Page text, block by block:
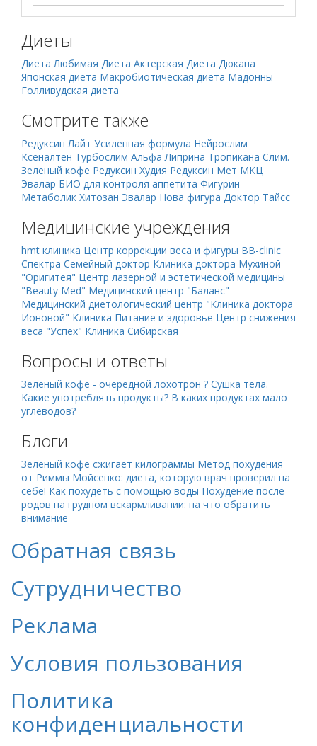
Диеты
Диета Любимая Диета Актерская Диета Дюкана
Японская диета Макробиотическая диета Мадонны
Голливудская диета
Смотрите также
Редуксин Лайт Усиленная формула Нейрослим
Ксеналтен Турбослим Альфа Липрина Тропикана Слим.
Зеленый кофе Редуксин Худия Редуксин Мет МКЦ
Эвалар БИО для контроля аппетита Фигурин
Метаболик Хитозан Эвалар Нова фигура Доктор Тайсс
Медицинские учреждения
hmt клиника Центр коррекции веса и фигуры BB-clinic
Спектра Семейный доктор Клиника доктора Мухиной
"Оригитея" Центр лазерной и эстетической медицины
"Beauty Med" Медицинский центр "Баланс"
Медицинский диетологический центр "Клиника доктора
Ионовой" Клиника Питание и здоровье Центр снижения
веса "Успех" Клиника Сибирская
Вопросы и ответы
Зеленый кофе - очередной лохотрон ? Сушка тела.
Какие употреблять продукты? В каких продуктах мало
углеводов?
Блоги
Зеленый кофе сжигает килограммы Метод похудения
от Риммы Мойсенко: диета, которую врач проверил на
себе! Как похудеть с помощью воды Похудение после
родов на грудном вскармливании: на что обратить
внимание
Обратная связь
Сутрудничество
Реклама
Условия пользования
Политика
конфиденциальности